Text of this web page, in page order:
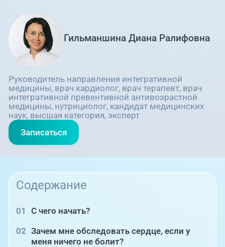
Гильманшина Диана Ралифовна
Руководитель направления интегративной
медицины, врач кардиолог, врач терапевт, врач
интегративной превентивной антивозрастной
медицины, нутрициолог, кандидат медицинских
наук, высшая категория, эксперт
Записаться
Содержание
С чего начать?
Зачем мне обследовать сердце, если у
меня ничего не болит?